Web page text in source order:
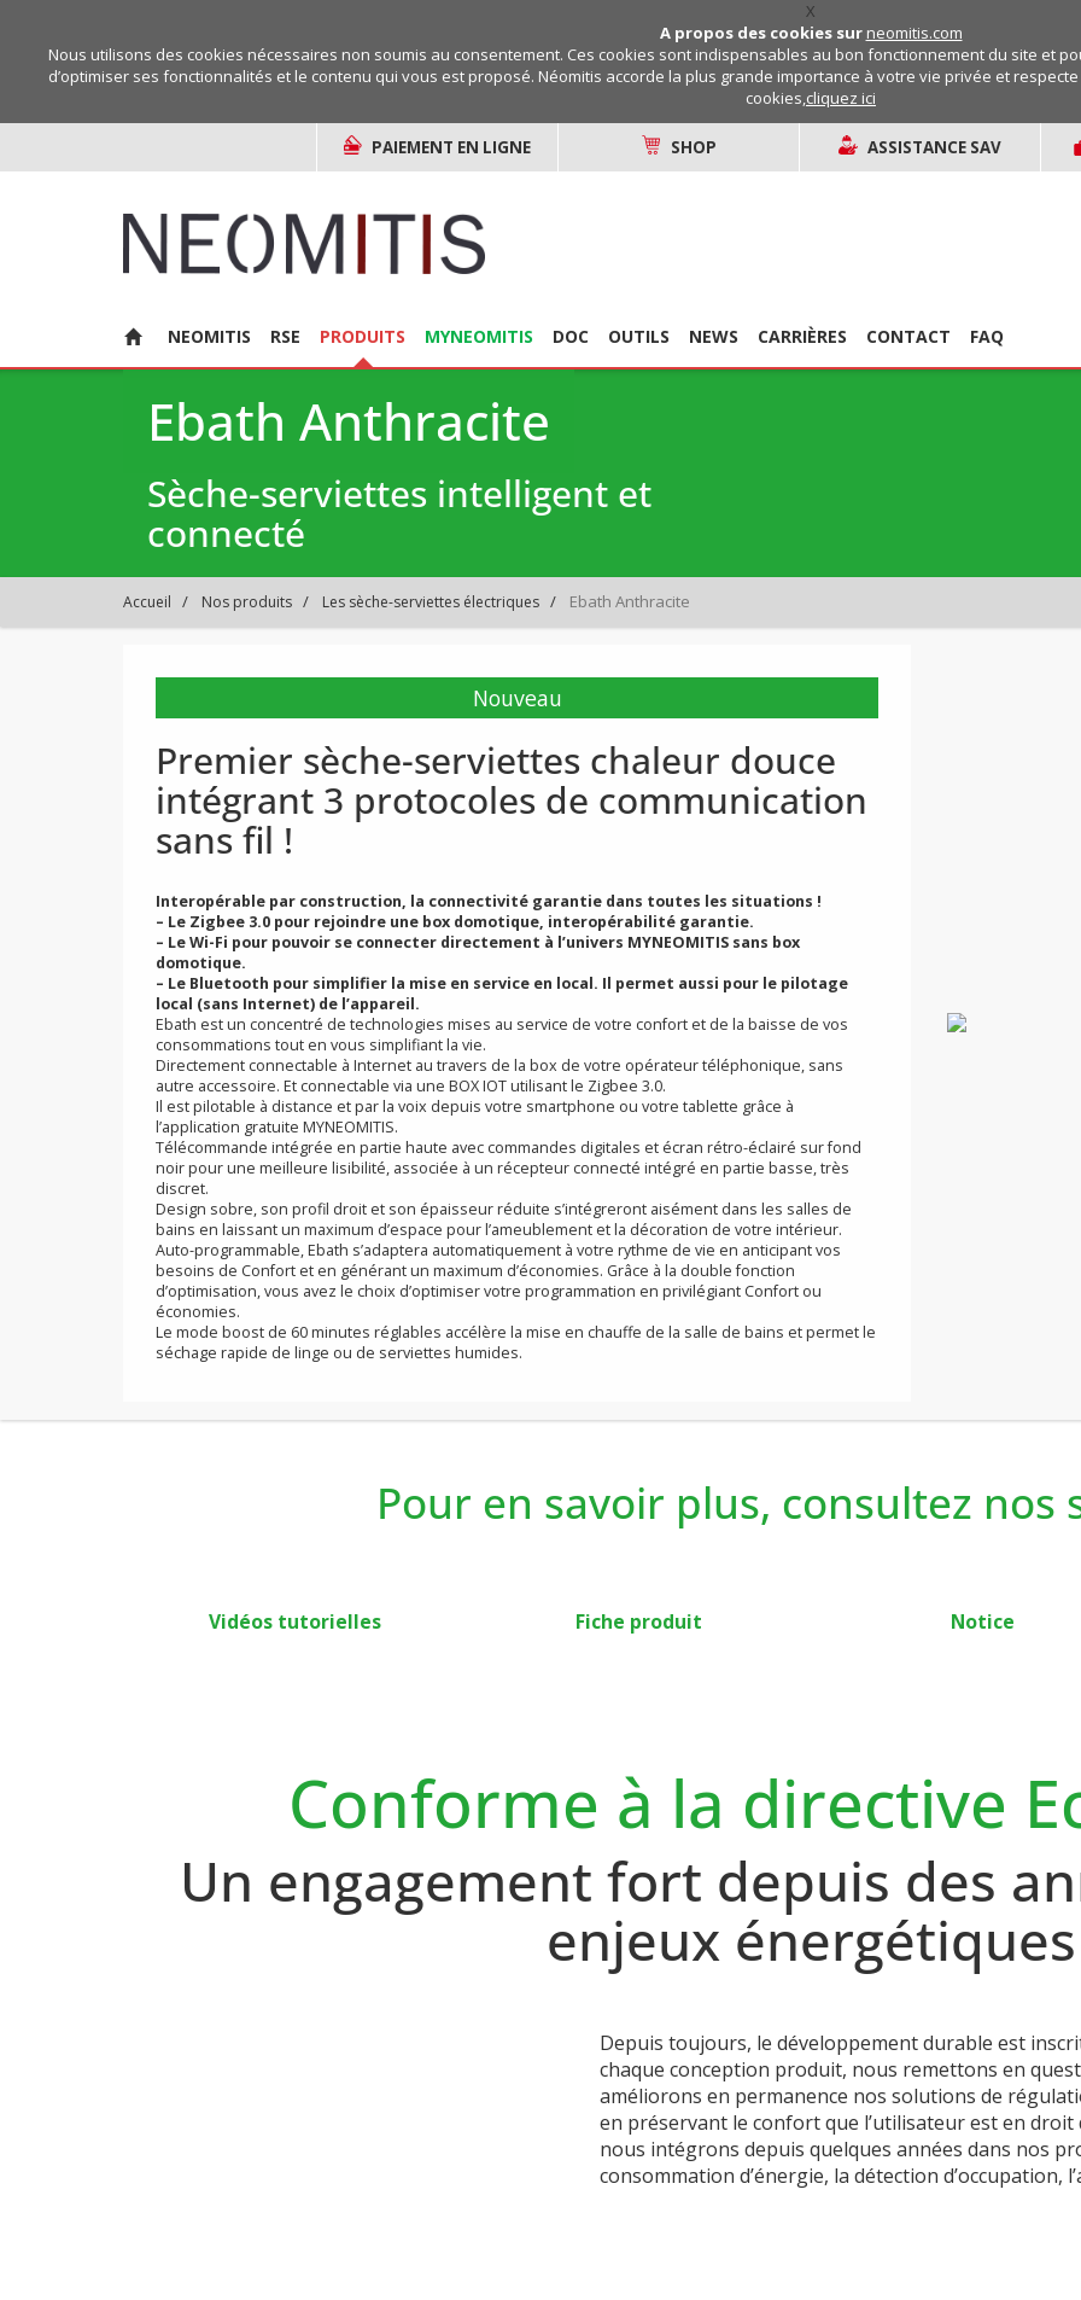
X
A propos des cookies sur neomitis.com
Nous utilisons des cookies nécessaires non soumis au consentement. Ces cookies sont indispensables au bon fonctionnement du site et
d’optimiser ses fonctionnalités et le contenu qui vous est proposé. Néomitis accorde la plus grande importance à votre vie privée et
cookies,cliquez ici
PAIEMENT EN LIGNE SHOP ASSISTANCE SAV
NEOMITIS RSE PRODUITS MYNEOMITIS DOC OUTILS NEWS CARRIÈRES CONTACT FAQ
Ebath Anthracite
Sèche-serviettes intelligent et
connecté
Accueil Nos produits Les sèche-serviettes électriques Ebath Anthracite
Nouveau
Premier sèche-serviettes chaleur douce
intégrant 3 protocoles de communication
sans fil !
Interopérable par construction, la connectivité garantie dans toutes les situations !
–Le Zigbee 3.0 pour rejoindre une box domotique, interopérabilité garantie.
–Le Wi-Fi pour pouvoir se connecter directement à l’univers MYNEOMITIS sans box
domotique.
–Le Bluetooth pour simplifier la mise en service en local. Il permet aussi pour le pilotage
local (sans Internet) de l’appareil.
Ebath est un concentré de technologies mises au service de votre confort et de la baisse de vos
consommations tout en vous simplifiant la vie.
Directement connectable à Internet au travers de la box de votre opérateur téléphonique, sans
autre accessoire. Et connectable via une BOX IOT utilisant le Zigbee 3.0.
Il est pilotable à distance et par la voix depuis votre smartphone ou votre tablette grâce à
l’application gratuite MYNEOMITIS.
Télécommande intégrée en partie haute avec commandes digitales et écran rétro-éclairé sur fond
noir pour une meilleure lisibilité, associée à un récepteur connecté intégré en partie basse, très
discret.
Design sobre, son profil droit et son épaisseur réduite s’intégreront aisément dans les salles de
bains en laissant un maximum d’espace pour l’ameublement et la décoration de votre intérieur.
séchage rapide de linge ou de serviettes humides.Pour en savoir plus, consultez nos
Vidéos tutorielles Fiche produit Notice
Conforme à la directive
Un engagement fort depuis des
enjeux énergétiques
Depuis toujours, le développement durable est
chaque conception produit, nous remettons en
améliorons en permanence nos solutions de
en préservant le confort que l’utilisateur est en
nous intégrons depuis quelques années dans nos
consommation d’énergie, la détection d’occupation,